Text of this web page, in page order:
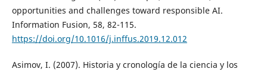
opportunities and challenges toward responsible AI.
Information Fusion, 58, 82-115.
https://doi.org/10.1016/j.inffus.2019.12.012
Asimov, I. (2007). Historia y cronología de la ciencia y los